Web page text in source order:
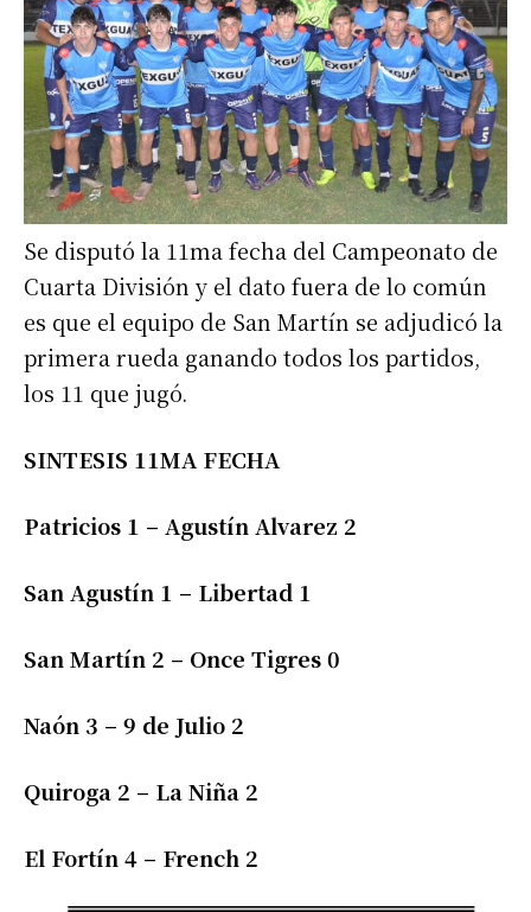
Se disputó la 11ma fecha del Campeonato de
Cuarta División y el dato fuera de lo común
es que el equipo de San Martín se adjudicó la
primera rueda ganando todos los partidos,
los 11 que jugó.
SINTESIS 11MA FECHA
Patricios 1 – Agustín Alvarez 2
San Agustín 1 – Libertad 1
San Martín 2 – Once Tigres 0
Naón 3 – 9 de Julio 2
Quiroga 2 – La Niña 2
El Fortín 4 – French 2